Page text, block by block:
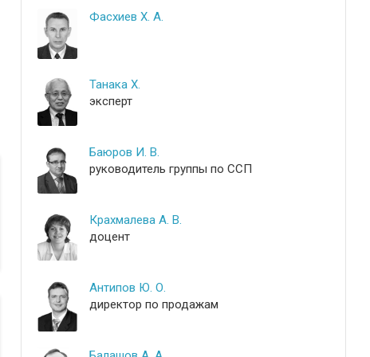
Фасхиев Х. А.
Танака Х.
эксперт
Баюров И. В.
руководитель группы по ССП
Крахмалева А. В.
доцент
Антипов Ю. О.
директор по продажам